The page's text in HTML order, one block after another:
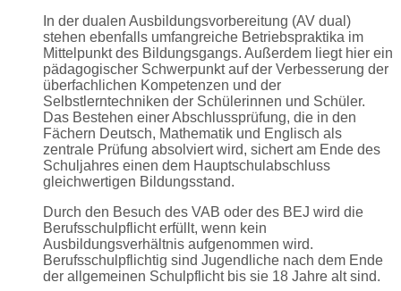
In der dualen Ausbildungsvorbereitung (AV dual)
stehen ebenfalls umfangreiche Betriebspraktika im
Mittelpunkt des Bildungsgangs. Außerdem liegt hier ein
pädagogischer Schwerpunkt auf der Verbesserung der
überfachlichen Kompetenzen und der
Selbstlerntechniken der Schülerinnen und Schüler.
Das Bestehen einer Abschlussprüfung, die in den
Fächern Deutsch, Mathematik und Englisch als
zentrale Prüfung absolviert wird, sichert am Ende des
Schuljahres einen dem Hauptschulabschluss
gleichwertigen Bildungsstand.
Durch den Besuch des VAB oder des BEJ wird die
Berufsschulpflicht erfüllt, wenn kein
Ausbildungsverhältnis aufgenommen wird.
Berufsschulpflichtig sind Jugendliche nach dem Ende
der allgemeinen Schulpflicht bis sie 18 Jahre alt sind.